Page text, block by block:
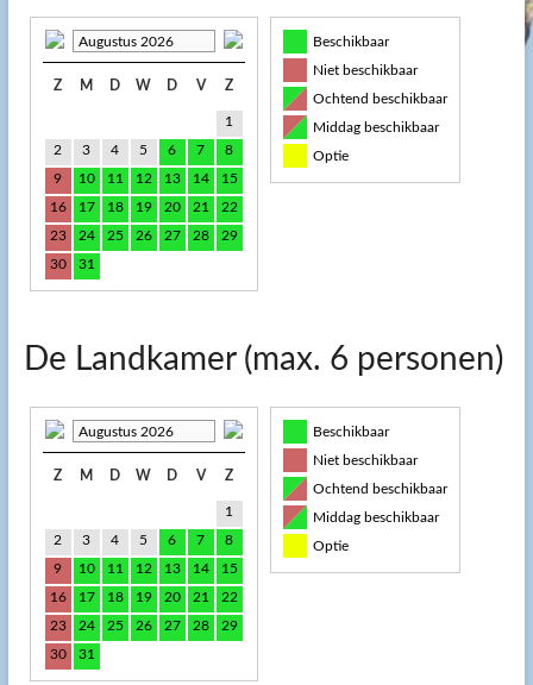
Augustus 2026
Z M D W D V Z
1
2
3 4 5 6 7
8
9
10 11 12 13 14
15
16
17 18 19 20 21
22
23
24 25 26 27 28
29
30
31
Beschikbaar
Niet beschikbaar
Ochtend beschikbaar
Middag beschikbaar
Optie
De Landkamer (max. 6 personen)
Augustus 2026
Z M D W D V Z
1
2
3 4 5 6 7
8
9
10 11 12 13 14
15
16
17 18 19 20 21
22
23
24 25 26 27 28
29
30
31
Beschikbaar
Niet beschikbaar
Ochtend beschikbaar
Middag beschikbaar
Optie